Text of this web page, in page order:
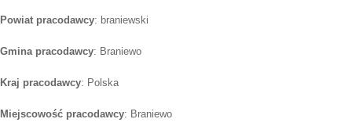
Powiat pracodawcy: braniewski
Gmina pracodawcy: Braniewo
Kraj pracodawcy: Polska
Miejscowość pracodawcy: Braniewo